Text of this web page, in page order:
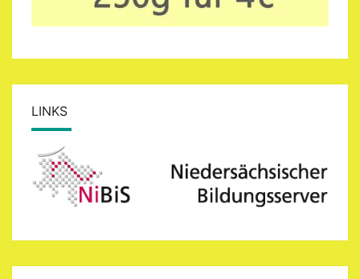
LINKS